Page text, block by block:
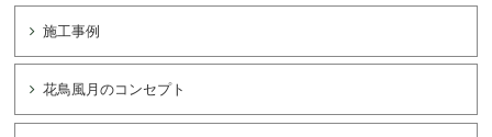
施工事例
花鳥風月のコンセプト